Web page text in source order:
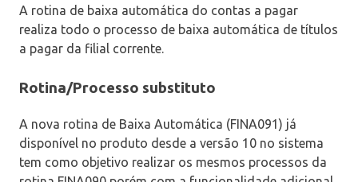
A rotina de baixa automática do contas a pagar
realiza todo o processo de baixa automática de títulos
a pagar da filial corrente.
Rotina/Processo substituto
A nova rotina de Baixa Automática (FINA091) já
disponível no produto desde a versão 10 no sistema
tem como objetivo realizar os mesmos processos da